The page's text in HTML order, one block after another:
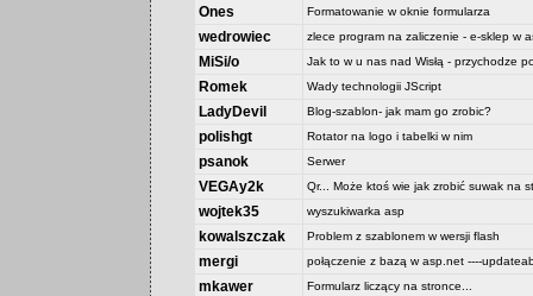
Ones Formatowanie w oknie formularza
wedrowiec zlece program na zaliczenie - e-sklep w
MiSi/o Jak to w u nas nad Wisłą - przychodze
Romek Wady technologii JScript
LadyDevil Blog-szablon- jak mam go zrobic?
polishgt Rotator na logo i tabelki w nim
psanok Serwer
VEGAy2k Qr... Może ktoś wie jak zrobić suwak na
wojtek35 wyszukiwarka asp
kowalszczak Problem z szablonem w wersji flash
mergi połączenie z bazą w asp.net ----
mkawer Formularz liczący na stronce...